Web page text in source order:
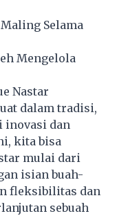
Selama
Mengelola
Nastar
dalam tradisi,
inovasi dan
kita bisa
mulai dari
isian buah-
fleksibilitas dan
sebuah